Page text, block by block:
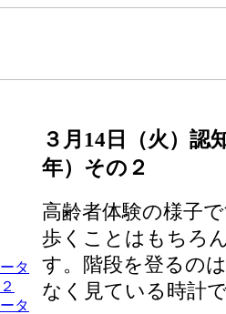
タ
タ
３月14日（火）認
年）その２
高齢者体験の様子
歩くことはもちろ
す。階段を登るの
なく見ている時計